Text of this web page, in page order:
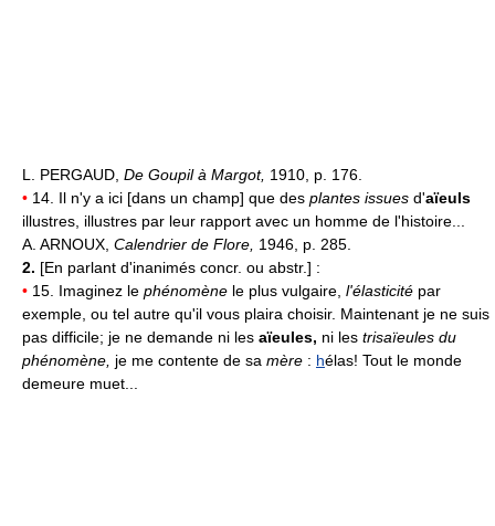
L. PERGAUD, De Goupil à Margot, 1910, p. 176.
• 14. Il n'y a ici [dans un champ] que des plantes issues d'aïeuls
illustres, illustres par leur rapport avec un homme de l'histoire...
A. ARNOUX, Calendrier de Flore, 1946, p. 285.
2. [En parlant d'inanimés concr. ou abstr.] :
• 15. Imaginez le phénomène le plus vulgaire, l'élasticité par
exemple, ou tel autre qu'il vous plaira choisir. Maintenant je ne suis
pas difficile; je ne demande ni les aïeules, ni les trisaïeules du
phénomène, je me contente de sa mère : hélas! Tout le monde
demeure muet...